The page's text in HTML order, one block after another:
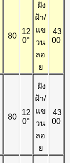
80
12
0°
ฝัง
ฝ้า/
แข
วน
ลอ
ย
43
00
80
12
0°
ฝัง
ฝ้า/
แข
วน
ลอ
ย
43
00